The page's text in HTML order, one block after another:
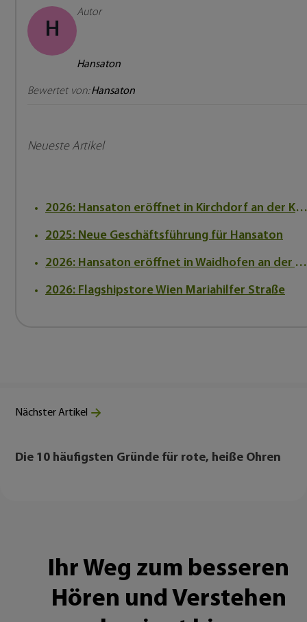
H
Autor
Hansaton
Bewertet von:Hansaton
Neueste Artikel
2026: Hansaton eröffnet in Kirchdorf an der Krems
2025: Neue Geschäftsführung für Hansaton
2026: Hansaton eröffnet in Waidhofen an der Ybbs
2026: Flagshipstore Wien Mariahilfer Straße
Nächster Artikel
Die 10 häufigsten Gründe für rote, heiße Ohren
Ihr Weg zum besseren
Hören und Verstehen